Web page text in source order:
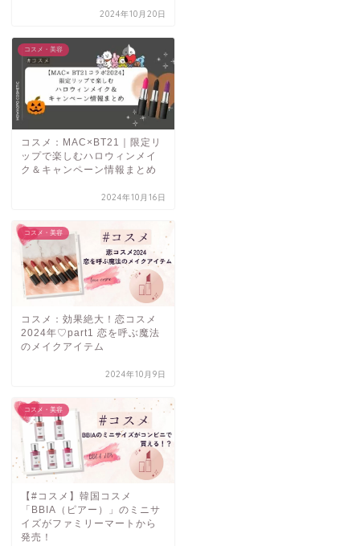
2024年10月20日
コスメ・美容
コスメ：MAC×BT21｜限定リ
ップで楽しむハロウィンメイ
ク＆キャンペーン情報まとめ
2024年10月16日
コスメ・美容
コスメ：効果絶大！恋コスメ
2024年♡part1 恋を呼ぶ魔法
のメイクアイテム
2024年10月9日
コスメ・美容
【#コスメ】韓国コスメ
「BBIA（ピアー）」のミニサ
イズがファミリーマートから
発売！